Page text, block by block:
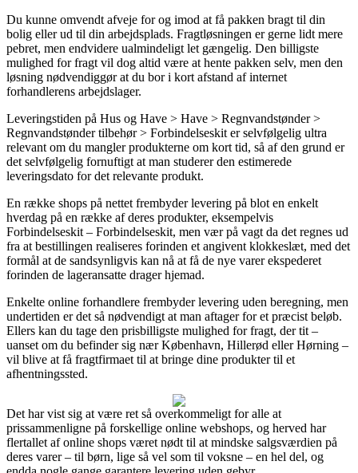
Du kunne omvendt afveje for og imod at få pakken bragt til din
bolig eller ud til din arbejdsplads. Fragtløsningen er gerne lidt mere
pebret, men endvidere ualmindeligt let gængelig. Den billigste
mulighed for fragt vil dog altid være at hente pakken selv, men den
løsning nødvendiggør at du bor i kort afstand af internet
forhandlerens arbejdslager.
Leveringstiden på Hus og Have > Have > Regnvandstønder >
Regnvandstønder tilbehør > Forbindelseskit er selvfølgelig ultra
relevant om du mangler produkterne om kort tid, så af den grund er
det selvfølgelig fornuftigt at man studerer den estimerede
leveringsdato for det relevante produkt.
En række shops på nettet frembyder levering på blot en enkelt
hverdag på en række af deres produkter, eksempelvis
Forbindelseskit – Forbindelseskit, men vær på vagt da det regnes ud
fra at bestillingen realiseres forinden et angivent klokkeslæt, med det
formål at de sandsynligvis kan nå at få de nye varer ekspederet
forinden de lageransatte drager hjemad.
Enkelte online forhandlere frembyder levering uden beregning, men
undertiden er det så nødvendigt at man aftager for et præcist beløb.
Ellers kan du tage den prisbilligste mulighed for fragt, der tit –
uanset om du befinder sig nær København, Hillerød eller Hørning –
vil blive at få fragtfirmaet til at bringe dine produkter til et
afhentningssted.
Det har vist sig at være ret så overkommeligt for alle at
prissammenligne på forskellige online webshops, og herved har
flertallet af online shops været nødt til at mindske salgsværdien på
deres varer – til børn, lige så vel som til voksne – en hel del, og